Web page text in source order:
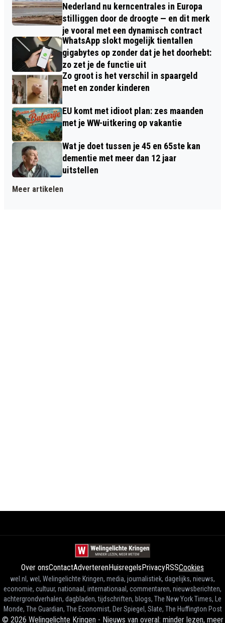
Nederland nu kerncentrales in Europa
stilliggen door de droogte — en dit merk
je vooral met een dynamisch contract
WhatsApp slokt mogelijk tientallen
gigabytes op zonder dat je het doorhebt:
zo zet je de functie uit
Zo groot is het verschil in spaargeld
met en zonder kinderen
EU komt met idioot plan: zes maanden
met je WW-uitkering op vakantie
Wat je doet tussen je 45 en 65ste kan
dementie met meer dan 12 jaar
uitstellen
Meer artikelen
Over onsContactAdverterenHuisregelsPrivacyRSSCookies
wel.nl, wel, Welingelichte Kringen, media, journalistiek, dagelijks, nieuws,
economie, cultuur, nationaal, internationaal, commentaren, nieuwsberichten,
achtergrondverhalen, dagbladen, tijdschriften, blogs, The New York Times, Le
Monde, The Guardian, The Economist, Der Spiegel, Slate, The Huffington Post
© 2026 Welingelichte Kringen - Nieuws van overal: minder lezen, meer